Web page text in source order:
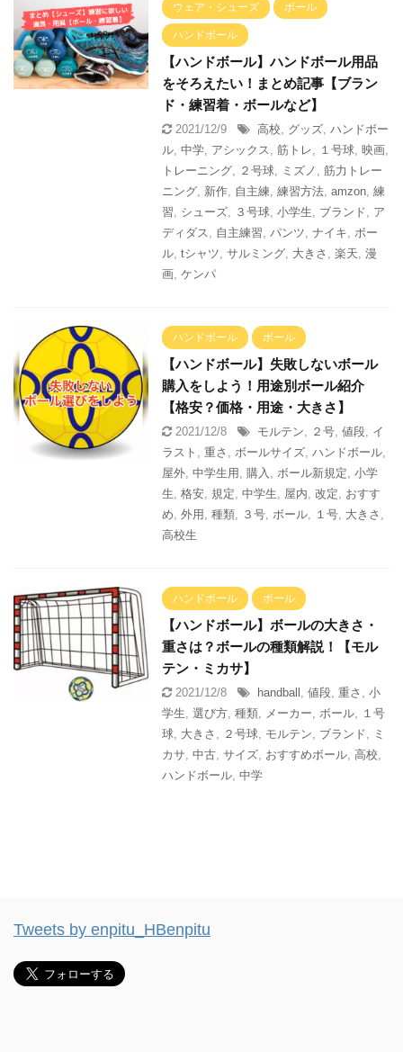
ウェア・シューズ ボール
ハンドボール
【ハンドボール】ハンドボール用品
をそろえたい！まとめ記事【ブラン
ド・練習着・ボールなど】
2021/12/9 高校, グッズ, ハンドボー
ル, 中学, アシックス, 筋トレ, １号球, 映画,
トレーニング, ２号球, ミズノ , 筋力トレー
ニング, 新作, 自主練, 練習方法, amzon, 練
習, シューズ, ３号球, 小学生, ブランド, ア
ディダス, 自主練習, パンツ, ナイキ, ボー
ル, tシャツ, サルミング, 大きさ , 楽天, 漫
画, ケンパ
ハンドボール ボール
【ハンドボール】失敗しないボール
購入をしよう！用途別ボール紹介
【格安？価格・用途・大きさ】
2021/12/8 モルテン, ２号, 値段, イ
ラスト , 重さ , ボールサイズ, ハンドボール,
屋外, 中学生用 , 購入 , ボール新規定, 小学
生, 格安, 規定, 中学生, 屋内, 改定, おすす
め, 外用 , 種類, ３号, ボール, １号, 大きさ ,
高校生
ハンドボール ボール
【ハンドボール】ボールの大きさ・
重さは？ボールの種類解説！【モル
テン・ミカサ】
2021/12/8 handball , 値段, 重さ , 小
学生, 選び方, 種類, メーカー, ボール, １号
球, 大きさ , ２号球, モルテン, ブランド, ミ
カサ, 中古, サイズ, おすすめボール, 高校,
ハンドボール, 中学
Tweets by enpitu_HBenpitu